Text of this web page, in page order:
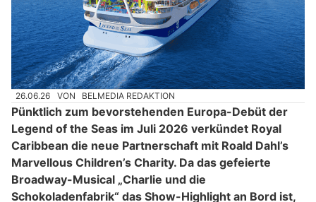
26.06.26 VON BELMEDIA REDAKTION
Pünktlich zum bevorstehenden Europa-Debüt der
Legend of the Seas im Juli 2026 verkündet Royal
Caribbean die neue Partnerschaft mit Roald Dahl’s
Marvellous Children’s Charity. Da das gefeierte
Broadway-Musical „Charlie und die
Schokoladenfabrik“ das Show-Highlight an Bord ist,